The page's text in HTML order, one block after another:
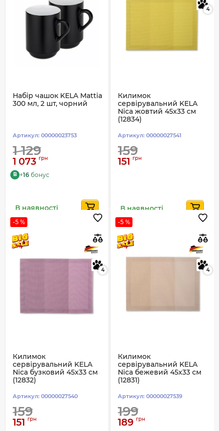
Набір чашок KELA Mattia
300 мл, 2 шт, чорний
Артикул: 00000023753
1 129
1 073 грн
B +16 бонус
В наявності
4
Килимок
сервірувальний KELA
Nica жовтий 45х33 см
(12834)
Артикул: 00000027541
159
151 грн
В наявності
-5 %
4
Килимок
сервірувальний KELA
Nica бузковий 45х33 см
(12832)
Артикул: 00000027540
159
151 грн
-5 %
4
Килимок
сервірувальний KELA
Nica бежевий 45х33 см
(12831)
Артикул: 00000027539
199
189 грн